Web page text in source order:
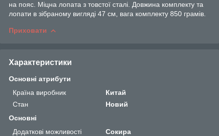
на пояс. Міцна лопата з товстої сталі. Довжина комплекту та
лопати в зібраному вигляді 47 см, вага комплекту 850 грамів.
Приховати
Характеристики
Основні атрибути
Країна виробник
Китай
Стан
Новий
Основні
Додаткові можливості
Сокира